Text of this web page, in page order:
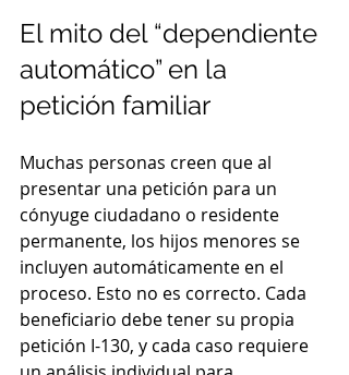
El mito del “dependiente
automático” en la
petición familiar
Muchas personas creen que al
presentar una petición para un
cónyuge ciudadano o residente
permanente, los hijos menores se
incluyen automáticamente en el
proceso. Esto no es correcto. Cada
beneficiario debe tener su propia
petición I-130, y cada caso requiere